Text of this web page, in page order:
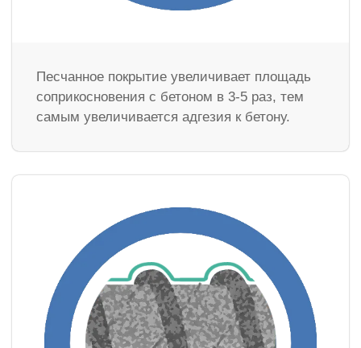
Песчанное покрытие увеличивает площадь
соприкосновения с бетоном в 3-5 раз, тем
самым увеличивается адгезия к бетону.